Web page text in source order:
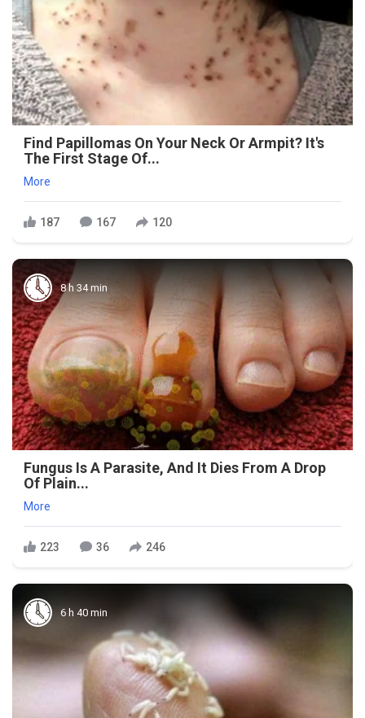
Find Papillomas On Your Neck Or Armpit? It's
The First Stage Of...
More
187 167 120
8 h 34 min
Fungus Is A Parasite, And It Dies From A Drop
Of Plain...
More
223 36 246
6 h 40 min